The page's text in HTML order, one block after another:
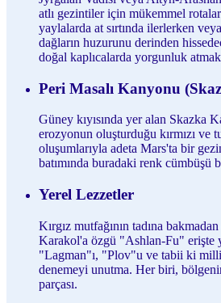
atlı gezintiler için mükemmel
yaylalarda at sırtında ilerlerken
dağların huzurunu derinden
doğal kaplıcalarda yorgunluk atmak
Peri Masalı Kanyonu
Güney kıyısında yer alan Skazka
erozyonun oluşturduğu kırmızı ve
oluşumlarıyla adeta Mars'ta bir
batımında buradaki renk cümbüşü
Yerel Lezzetler
Kırgız mutfağının tadına
Karakol'a özgü "Ashlan-Fu" erişte
"Lagman"ı, "Plov"u ve tabii ki milli
denemeyi unutma. Her biri,
parçası.